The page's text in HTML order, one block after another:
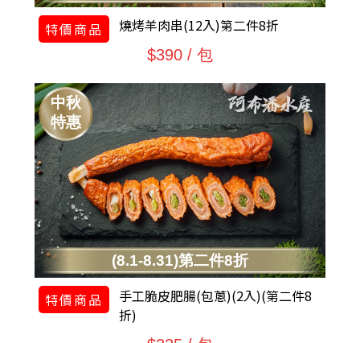
特價商品 燒烤羊肉串(12入)第二件8折
$390 / 包
(8.1-8.31)第二件8折
中秋
特惠
特價商品
手工脆皮肥腸(包蔥)(2入)(第二件8
折)